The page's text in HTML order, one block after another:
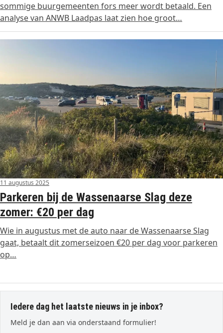
sommige buurgemeenten fors meer wordt betaald. Een
analyse van ANWB Laadpas laat zien hoe groot…
11 augustus 2025
Parkeren bij de Wassenaarse Slag deze
zomer: €20 per dag
Wie in augustus met de auto naar de Wassenaarse Slag
gaat, betaalt dit zomerseizoen €20 per dag voor parkeren
op…
Iedere dag het laatste nieuws in je inbox?
Meld je dan aan via onderstaand formulier!